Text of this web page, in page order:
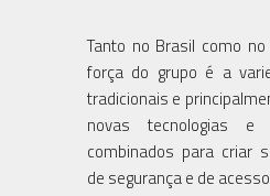
Tanto no Brasil como
força do grupo é a
tradicionais e
novas tecnologias
combinados para criar
de segurança e de